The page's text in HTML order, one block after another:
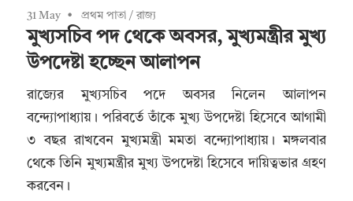
31 May প্রথম পাতা /রাজ্য
মুখ্যসচিব পদ থেকে অবসর, মুখ্যমন্ত্রীর মুখ্য
উপদেষ্টা হচ্ছেন আলাপন
রাজ্যের মুখ্যসচিব পদে অবসর নিলেন আলাপন
বন্দ্যোপাধ্যায়। পরিবর্তে তাঁকে মুখ্য উপদেষ্টা হিসেবে আগামী
৩ বছর রাখবেন মুখ্যমন্ত্রী মমতা বন্দ্যোপাধ্যায়। মঙ্গলবার
থেকে তিনি মুখ্যমন্ত্রীর মুখ্য উপদেষ্টা হিসেবে দায়িত্বভার গ্রহণ
করবেন।